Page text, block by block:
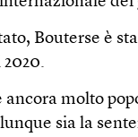
Bouterse è
ancora molto
sia la